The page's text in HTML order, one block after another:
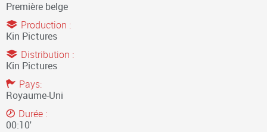
Première belge
Production :
Kin Pictures
Distribution :
Kin Pictures
Pays:
Royaume-Uni
Durée :
00:10'